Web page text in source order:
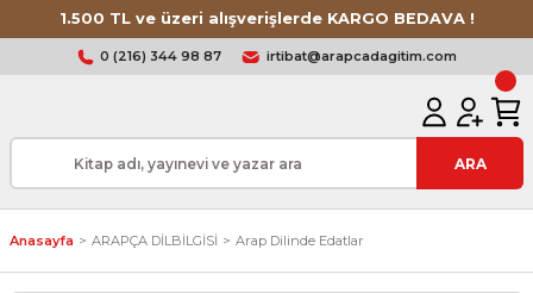
1.500 TL ve üzeri alışverişlerde KARGO BEDAVA !
0 (216) 344 98 87 irtibat@arapcadagitim.com
ARA
Anasayfa ARAPÇA DİLBİLGİSİ Arap Dilinde Edatlar